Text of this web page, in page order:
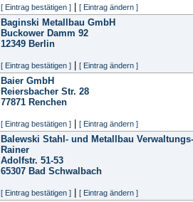
[ Eintrag bestätigen ] [ Eintrag ändern ]
Baginski Metallbau GmbH
Buckower Damm 92
12349 Berlin
[ Eintrag bestätigen ] [ Eintrag ändern ]
Baier GmbH
Reiersbacher Str. 28
77871 Renchen
[ Eintrag bestätigen ] [ Eintrag ändern ]
Balewski Stahl- und Metallbau
Rainer
Adolfstr. 51-53
65307 Bad Schwalbach
[ Eintrag bestätigen ] [ Eintrag ändern ]